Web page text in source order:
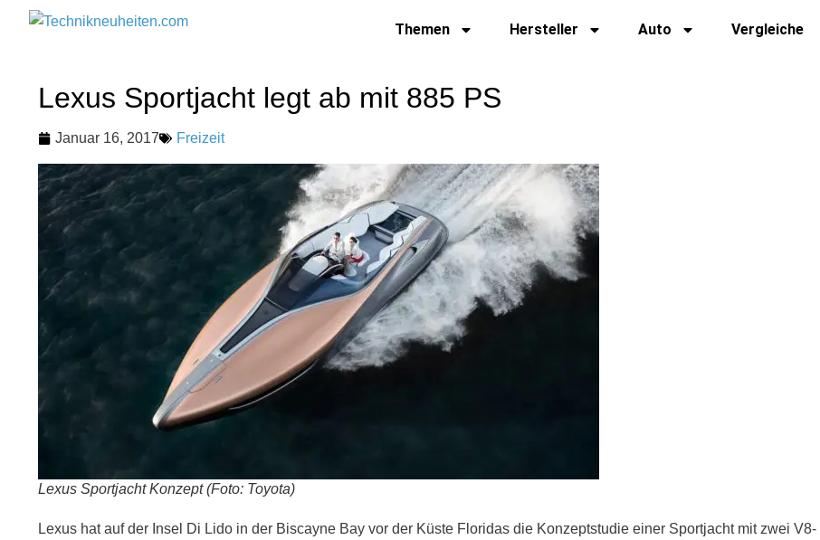
Themen Hersteller Auto Vergleiche
Lexus Sportjacht legt ab mit 885 PS
Januar 16, 2017 Freizeit
Lexus Sportjacht Konzept (Foto: Toyota)
Lexus hat auf der Insel Di Lido in der Biscayne Bay vor der Küste Floridas die Konzeptstudie einer Sportjacht mit zwei V8-